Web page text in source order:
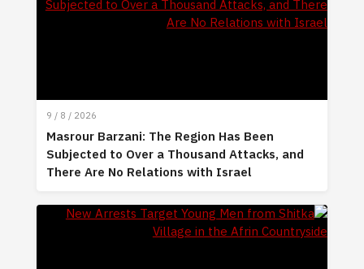
9 / 8 / 2026
Masrour Barzani: The Region Has Been
Subjected to Over a Thousand Attacks, and
There Are No Relations with Israel